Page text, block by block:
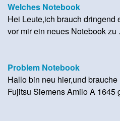
Welches Notebook
Hei Leute,ich brauch dringend
vor mir ein neues Notebook zu
Problem Notebook
Hallo bin neu hier,und
Fujitsu Siemens Amilo A 1645